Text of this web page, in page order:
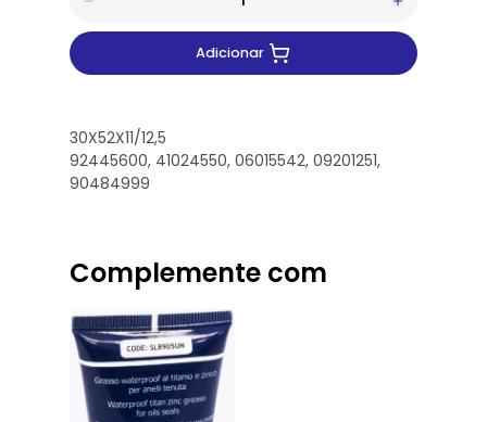
Adicionar
30X52X11/12,5
92445600, 41024550, 06015542, 09201251,
90484999
Complemente com